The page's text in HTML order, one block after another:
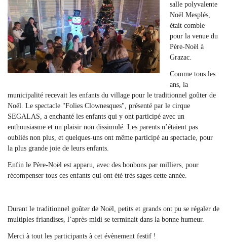
salle polyvalente
Noël Mesplés,
était comble
pour la venue du
Père-Noël à
Grazac.
Comme tous les
ans, la
municipalité recevait les enfants du village pour le traditionnel goûter de
Noël. Le spectacle "Folies Clownesques", présenté par le cirque
SEGALAS, a enchanté les enfants qui y ont participé avec un
enthousiasme et un plaisir non dissimulé. Les parents n’étaient pas
oubliés non plus, et quelques-uns ont même participé au spectacle, pour
la plus grande joie de leurs enfants.
Enfin le Père-Noël est apparu, avec des bonbons par milliers, pour
récompenser tous ces enfants qui ont été très sages cette année.
Durant le traditionnel goûter de Noël, petits et grands ont pu se régaler de
multiples friandises, l’après-midi se terminait dans la bonne humeur.
Merci à tout les participants à cet évènement festif !